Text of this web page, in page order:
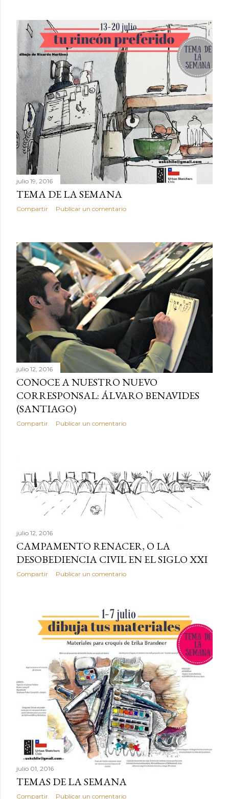
julio 19, 2016
TEMA DE LA SEMANA
Compartir Publicar un comentario
julio 12, 2016
CONOCE A NUESTRO NUEVO
CORRESPONSAL: ÁLVARO BENAVIDES
(SANTIAGO)
Compartir Publicar un comentario
julio 12, 2016
CAMPAMENTO RENACER, O LA
DESOBEDIENCIA CIVIL EN EL SIGLO XXI
Compartir Publicar un comentario
julio 01, 2016
TEMAS DE LA SEMANA
Compartir Publicar un comentario